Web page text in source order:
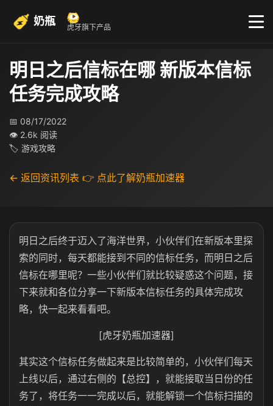
奶瓶 虎牙旗下产品
明日之后信标在哪 新版本信标
任务完成攻略
📅 08/17/2022
👁 2.6k 阅读
🏷 游戏攻略
← 返回资讯列表 👉 点此了解奶瓶加速器
明日之后终于迈入了海洋世界，小伙伴们在新版本里探
索的同时，每天都能接到不同的信标任务，而明日之后
信标在哪里呢？一些小伙伴们就比较疑惑这个问题，接
下来就和各位分享一下新版本信标任务的具体完成攻
略，快一起来看看吧。
[虎牙奶瓶加速器]
其实这个信标任务做起来是比较简单的，小伙伴们每天
上线以后，通过右侧的【总控】，就能接取当日份的任
务了，将任务一一完成以后，就能解锁一个信标扫描的